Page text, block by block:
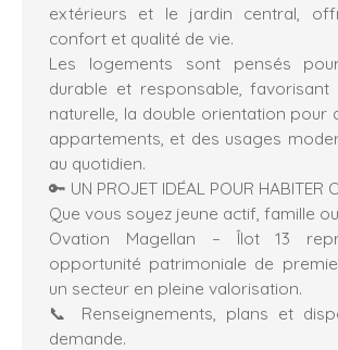
extérieurs et le jardin central,
confort et qualité de vie.
Les logements sont pensés
durable et responsable, favorisant
naturelle, la double orientation pour
appartements, et des usages
au quotidien.
🔑 UN PROJET IDÉAL POUR HABITER
Que vous soyez jeune actif, famille
Ovation Magellan – Îlot 13
opportunité patrimoniale de
un secteur en pleine valorisation.
📞 Renseignements, plans et
demande.